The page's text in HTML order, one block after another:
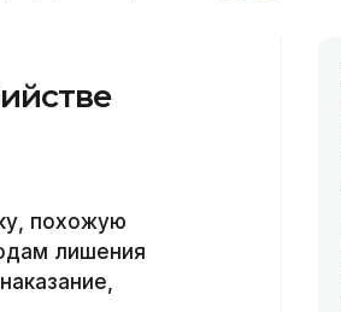
похожую
лишения